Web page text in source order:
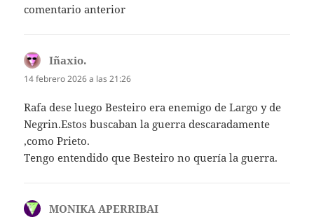
comentario anterior
Iñaxio.
14 febrero 2026 a las 21:26
Rafa dese luego Besteiro era enemigo de Largo y de
Negrin.Estos buscaban la guerra descaradamente
,como Prieto.
Tengo entendido que Besteiro no quería la guerra.
MONIKA APERRIBAI